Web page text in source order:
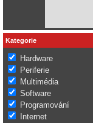
Kategorie
Hardware
Periferie
Multimédia
Software
Programování
Internet